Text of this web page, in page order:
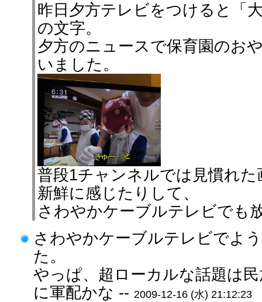
昨日夕方テレビをつけると「
の文字。
夕方のニュースで保育園のお
いました。
普段1チャンネルでは見慣れ
新鮮に感じたりして、
さわやかケーブルテレビでも
さわやかケーブルテレビでよ
た。
やっぱ、超ローカルな話題は
に軍配かな -- 2009-12-16 (水) 21:12:23